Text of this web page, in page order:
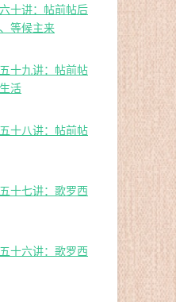
十讲：帖前帖后
等候主来
十九讲：帖前帖
活
十八讲：帖前帖
十七讲：歌罗西
十六讲：歌罗西